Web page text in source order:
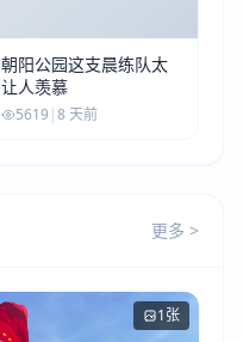
朝阳公园这支晨练队太
让人羡慕
5619 |8 天前
更多 >
1张